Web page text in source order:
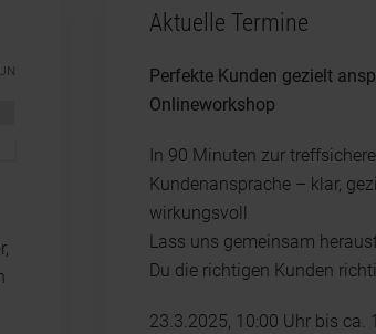
Aktuelle Termine
Perfekte Kunden gezielt
Onlineworkshop
In 90 Minuten zur
Kundenansprache – klar,
wirkungsvoll
Lass uns gemeinsam
Du die richtigen Kunden
23.3.2025, 10:00 Uhr bis ca.